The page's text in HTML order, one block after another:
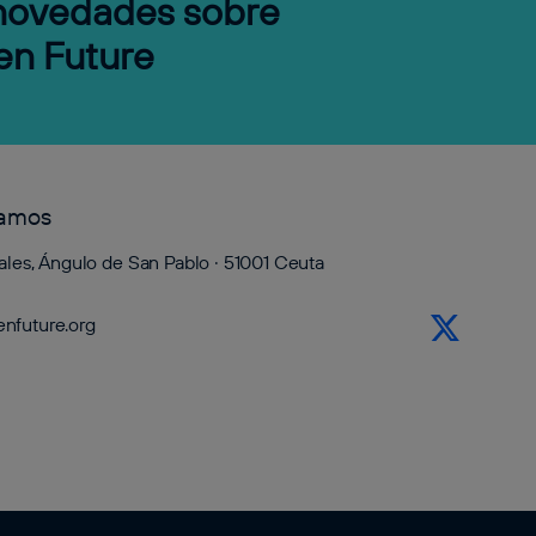
sobre
Future
Ángulo de San Pablo · 51001 Ceuta